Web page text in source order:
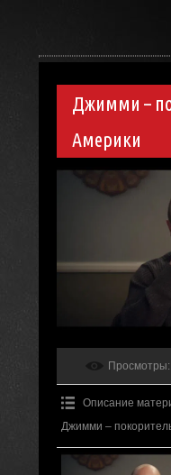
Джимми –
Америки
Просмотры
Описание
Джимми –